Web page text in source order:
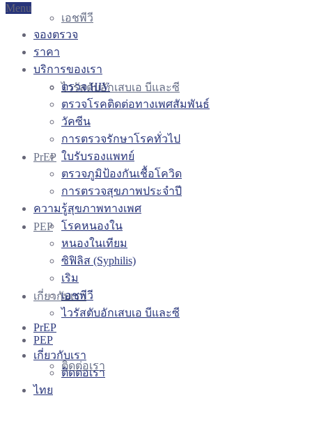
เอชพีวี
ไวรัสตับอักเสบเอ บีและซี
PrEP
PEP
เกี่ยวกับเรา
ติดต่อเรา
Menu
จองตรวจ
ราคา
บริการของเรา
ตรวจ HIV
ตรวจโรคติดต่อทางเพศสัมพันธ์
วัคซีน
การตรวจรักษาโรคทั่วไป
ใบรับรองแพทย์
ตรวจภูมิป้องกันเชื้อโควิด
การตรวจสุขภาพประจำปี
ความรู้สุขภาพทางเพศ
โรคหนองใน
หนองในเทียม
ซิฟิลิส (Syphilis)
เริม
เอชพีวี
ไวรัสตับอักเสบเอ บีและซี
PrEP
PEP
เกี่ยวกับเรา
ติดต่อเรา
ไทย